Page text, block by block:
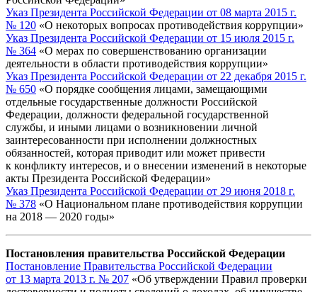
Указ Президента Российской Федерации от 08 марта 2015 г.
№ 120 «О некоторых вопросах противодействия коррупции»
Указ Президента Российской Федерации от 15 июля 2015 г.
№ 364 «О мерах по совершенствованию организации
деятельности в области противодействия коррупции»
Указ Президента Российской Федерации от 22 декабря 2015 г.
№ 650 «О порядке сообщения лицами, замещающими
отдельные государственные должности Российской
Федерации, должности федеральной государственной
службы, и иными лицами о возникновении личной
заинтересованности при исполнении должностных
обязанностей, которая приводит или может привести
к конфликту интересов, и о внесении изменений в некоторые
акты Президента Российской Федерации»
Указ Президента Российской Федерации от 29 июня 2018 г.
№ 378 «О Национальном плане противодействия коррупции
на 2018 — 2020 годы»
Постановления правительства Российской Федерации
Постановление Правительства Российской Федерации
от 13 марта 2013 г. № 207 «Об утверждении Правил проверки